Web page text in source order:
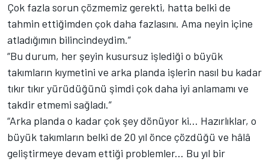
Çok fazla sorun çözmemiz gerekti, hatta belki de
tahmin ettiğimden çok daha fazlasını. Ama neyin içine
atladığımın bilincindeydim.”
“Bu durum, her şeyin kusursuz işlediği o büyük
takımların kıymetini ve arka planda işlerin nasıl bu kadar
tıkır tıkır yürüdüğünü şimdi çok daha iyi anlamamı ve
takdir etmemi sağladı.”
“Arka planda o kadar çok şey dönüyor ki... Hazırlıklar, o
büyük takımların belki de 20 yıl önce çözdüğü ve hâlâ
geliştirmeye devam ettiği problemler... Bu yıl bir